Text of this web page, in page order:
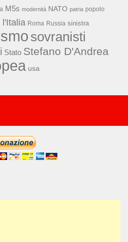
M5s modernità NATO patria popolo
Roma Russia sinistra
sovranisti
Stato Stefano D'Andrea
usa